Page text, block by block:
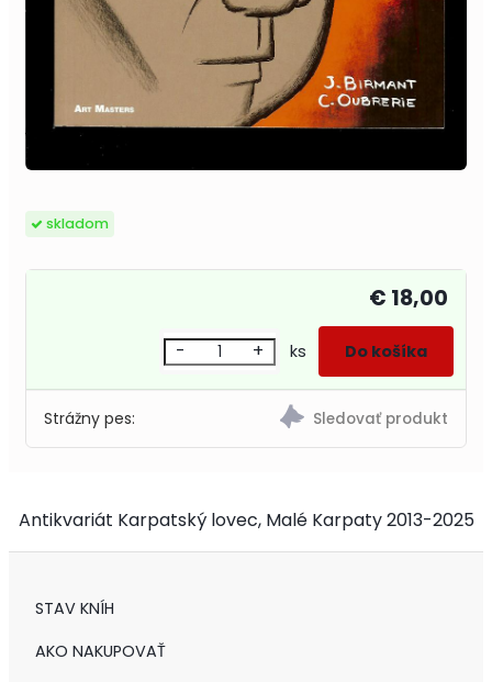
skladom
€ 18,00
Strážny pes:
- + ks
Antikvariát Karpatský lovec, Malé Karpaty 2013-2025
STAV KNÍH
AKO NAKUPOVAŤ